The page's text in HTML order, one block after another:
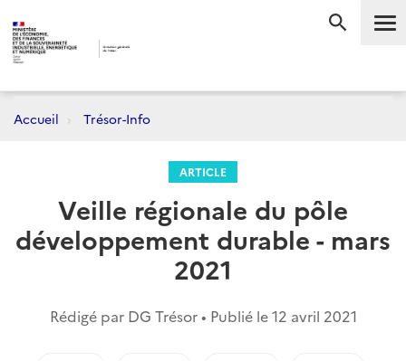
Accueil Trésor-Info
ARTICLE
Veille régionale du pôle
développement durable - mars
2021
Rédigé par DG Trésor • Publié le12 avril 2021